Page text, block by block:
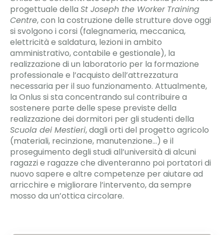
progettuale della St Joseph the Worker Training
Centre, con la costruzione delle strutture dove oggi
si svolgono i corsi (falegnameria, meccanica,
elettricità e saldatura, lezioni in ambito
amministrativo, contabile e gestionale), la
realizzazione di un laboratorio per la formazione
professionale e l’acquisto dell’attrezzatura
necessaria per il suo funzionamento. Attualmente,
la Onlus si sta concentrando sul contribuire a
sostenere parte delle spese previste della
realizzazione dei dormitori per gli studenti della
Scuola dei Mestieri, dagli orti del progetto agricolo
(materiali, recinzione, manutenzione…) e il
proseguimento degli studi all’università di alcuni
ragazzi e ragazze che diventeranno poi portatori di
nuovo sapere e altre competenze per aiutare ad
arricchire e migliorare l’intervento, da sempre
mosso da un’ottica circolare.